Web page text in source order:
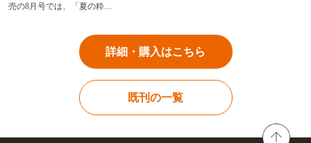
売の8月号では、「夏の粋…
詳細・購入はこちら
既刊の一覧